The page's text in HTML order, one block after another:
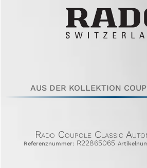
AUS DER KOLLEKTION
Rado Coupole Classic
Referenznummer: R22865065